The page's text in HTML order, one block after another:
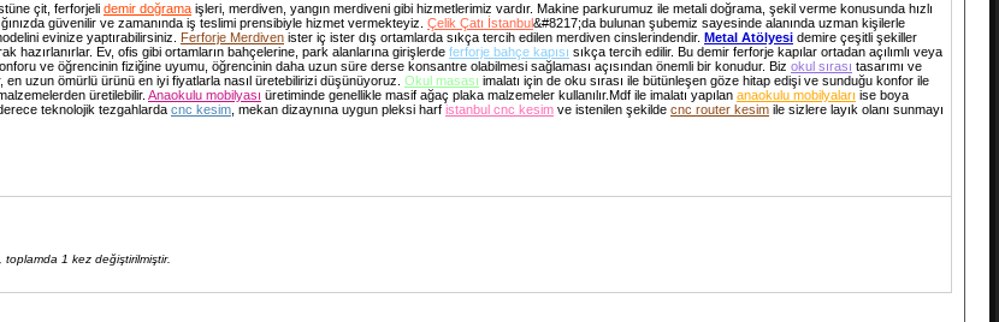
çit, ferforjeli demir doğrama işleri, merdiven, yangın merdiveni gibi hizmetlerimiz vardır. Makine parkurumuz ile metali doğrama, şekil verme konusunda hızlı
güvenilir ve zamanında iş teslimi prensibiyle hizmet vermekteyiz. Çelik Çatı İstanbul&#8217;da bulunan şubemiz sayesinde alanında uzman kişilerle
evinize yaptırabilirsiniz. Ferforje Merdiven ister iç ister dış ortamlarda sıkça tercih edilen merdiven cinslerindendir. Metal Atölyesi demire çeşitli şekiller
hazırlanırlar. Ev, ofis gibi ortamların bahçelerine, park alanlarına girişlerde ferforje bahçe kapısı sıkça tercih edilir. Bu demir ferforje kapılar ortadan açılımlı veya
ve öğrencinin fiziğine uyumu, öğrencinin daha uzun süre derse konsantre olabilmesi sağlaması açısından önemli bir konudur. Biz okul sırası tasarımı ve
uzun ömürlü ürünü en iyi fiyatlarla nasıl üretebilirizi düşünüyoruz. Okul masası imalatı için de oku sırası ile bütünleşen göze hitap edişi ve sunduğu konfor ile
üretilebilir. Anaokulu mobilyası üretiminde genellikle masif ağaç plaka malzemeler kullanılır.Mdf ile imalatı yapılan anaokulu mobilyaları ise boya
teknolojik tezgahlarda cnc kesim , mekan dizaynına uygun pleksi harf istanbul cnc kesim ve istenilen şekilde cnc router kesim ile sizlere layık olanı sunmayı
toplamda 1 kez değiştirilmiştir.